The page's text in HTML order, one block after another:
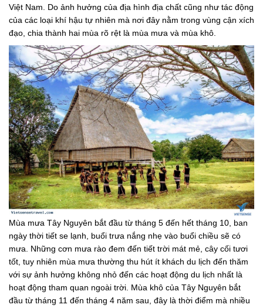
Việt Nam. Do ảnh hưởng của địa hình địa chất cũng như tác động
của các loại khí hậu tự nhiên mà nơi đây nằm trong vùng cận xích
đạo, chia thành hai mùa rõ rệt là mùa mưa và mùa khô.
Mùa mưa Tây Nguyên bắt đầu từ tháng 5 đến hết tháng 10, ban
ngày thời tiết se lạnh, buổi trưa nắng nhẹ vào buổi chiều sẽ có
mưa. Những cơn mưa rào đem đến tiết trời mát mẻ, cây cối tươi
tốt, tuy nhiên mùa mưa thường thu hút ít khách du lịch đến thăm
với sự ảnh hưởng không nhỏ đến các hoạt động du lịch nhất là
hoạt động tham quan ngoài trời. Mùa khô của Tây Nguyên bắt
đầu từ tháng 11 đến tháng 4 năm sau, đây là thời điểm mà nhiều